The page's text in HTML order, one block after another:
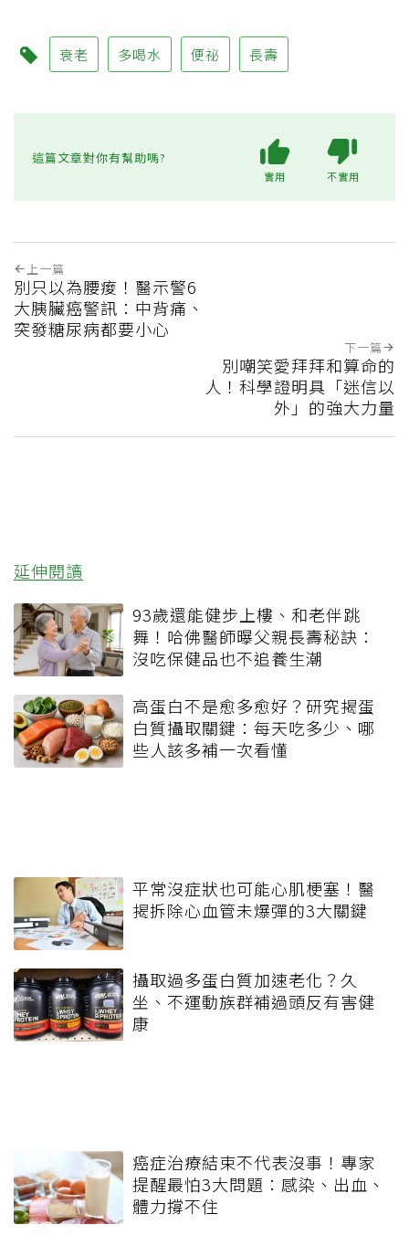
衰老 多喝水 便祕 長壽
這篇文章對你有幫助嗎?
實用 不實用
上一篇
別只以為腰痠！醫示警6
大胰臟癌警訊：中背痛、
突發糖尿病都要小心
下一篇
別嘲笑愛拜拜和算命的
人！科學證明具「迷信以
外」的強大力量
延伸閱讀
93歲還能健步上樓、和老伴跳
舞！哈佛醫師曝父親長壽秘訣：
沒吃保健品也不追養生潮
高蛋白不是愈多愈好？研究揭蛋
白質攝取關鍵：每天吃多少、哪
些人該多補一次看懂
平常沒症狀也可能心肌梗塞！醫
揭拆除心血管未爆彈的3大關鍵
攝取過多蛋白質加速老化？久
坐、不運動族群補過頭反有害健
康
癌症治療結束不代表沒事！專家
提醒最怕3大問題：感染、出血、
體力撐不住